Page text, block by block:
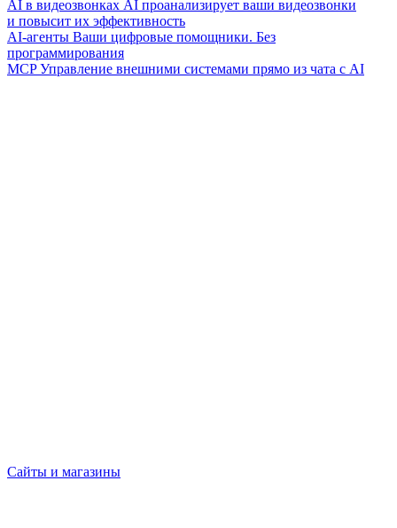
AI в видеозвонках AI проанализирует ваши видеозвонки
и повысит их эффективность
AI-агенты Ваши цифровые помощники. Без
программирования
MCP Управление внешними системами прямо из чата с AI
Сайты и магазины